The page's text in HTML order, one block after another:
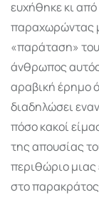
ευχήθηκε κι
παραχωρώντας
«παράταση» του
άνθρωπος
αραβική έρημο
διαδηλώσει
πόσο κακοί
της απουσίας
περιθώριο
στο παρακράτος